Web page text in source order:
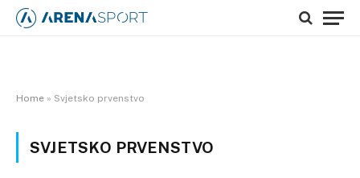
Home » Svjetsko prvenstvo
SVJETSKO PRVENSTVO